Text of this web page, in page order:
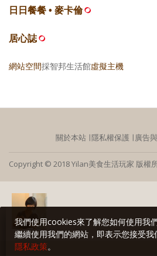
日日餐餐 • 麥卡倫
居心誌
網站空間採智邦生活館虛擬主機
關於本站 ∣隱私權保護 ∣廣告
Copyright © 2018 Yilan美食生活玩家 版權
我們使用cookies來了解您如何使用我
繼續使用我們的網站，即表示您接受
隱私政策。